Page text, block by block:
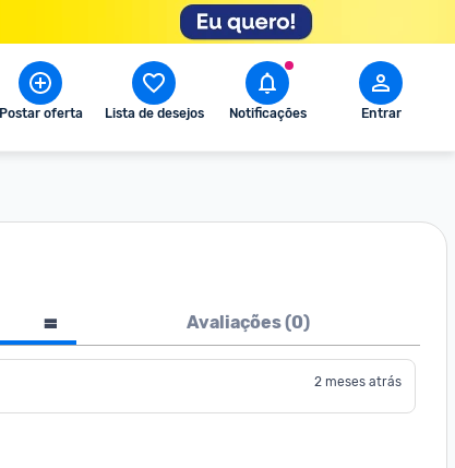
Postar oferta Lista de desejos Notificações Entrar
Avaliações (0)
2 meses atrás